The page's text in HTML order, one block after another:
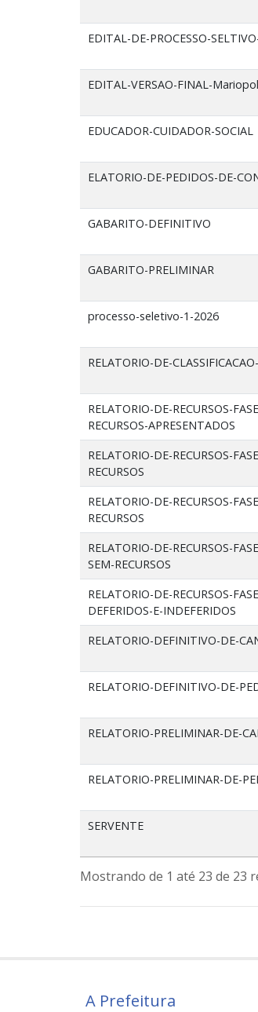
EDITAL-DE-PROCESSO-
EDITAL-VERSAO-FINAL-
EDUCADOR-CUIDADOR-SOCIAL
ELATORIO-DE-PEDIDOS-DE-
GABARITO-DEFINITIVO
GABARITO-PRELIMINAR
processo-seletivo-1-2026
RELATORIO-DE-
RELATORIO-DE-RECURSOS-
RECURSOS-APRESENTADOS
RELATORIO-DE-RECURSOS-
RECURSOS
RELATORIO-DE-RECURSOS-
RECURSOS
RELATORIO-DE-RECURSOS-
SEM-RECURSOS
RELATORIO-DE-RECURSOS-
DEFERIDOS-E-INDEFERIDOS
RELATORIO-DEFINITIVO-DE-
RELATORIO-DEFINITIVO-DE-
RELATORIO-PRELIMINAR-DE-
RELATORIO-PRELIMINAR-DE-
SERVENTE
Mostrando de 1 até 23 de 23
A Prefeitura